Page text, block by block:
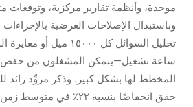
موحدة، وأنظمة تقارير مركزية، وتوقعات
وباستبدال الإصلاحات العرضية
ساعة تشغيل—يتمكن المشغلون من خفض
المخطط لها بشكل كبير. وذكر مزوِّد رائد
حقق انخفاضًا بنسبة ٢٢٪ في